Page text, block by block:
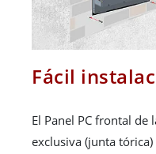
Fácil
El Panel PC frontal de
exclusiva (junta